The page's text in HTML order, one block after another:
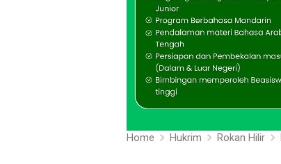
Home Hukrim Rokan Hilir